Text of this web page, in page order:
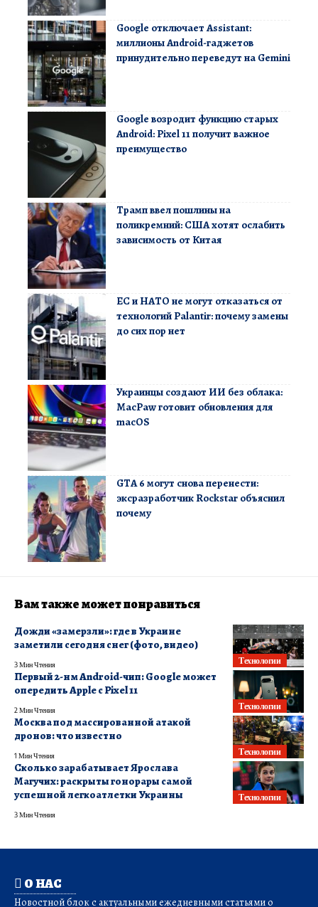
Google отключает Assistant:
миллионы Android-гаджетов
принудительно переведут на Gemini
Google возродит функцию старых
Android: Pixel 11 получит важное
преимущество
Трамп ввел пошлины на
поликремний: США хотят ослабить
зависимость от Китая
ЕС и НАТО не могут отказаться от
технологий Palantir: почему замены
до сих пор нет
Украинцы создают ИИ без облака:
MacPaw готовит обновления для
macOS
GTA 6 могут снова перенести:
эксразработчик Rockstar объяснил
почему
Вам также может понравиться
Технологии
Дожди «замерзли»: где в Украине
заметили сегодня снег (фото, видео)
3 Мин Чтения
Технологии
Первый 2-нм Android-чип: Google может
опередить Apple с Pixel 11
2 Мин Чтения
Технологии
Москва под массированной атакой
дронов: что известно
1 Мин Чтения
Технологии
Сколько зарабатывает Ярослава
Магучих: раскрыты гонорары самой
успешной легкоатлетки Украины
3 Мин Чтения
О НАС
Новостной блок с актуальными ежедневными статьями о